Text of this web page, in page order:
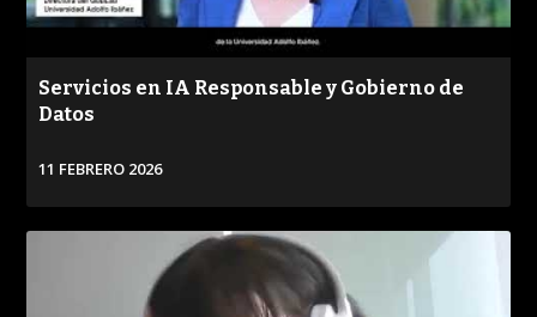
Servicios en IA Responsable y Gobierno de
Datos
11 FEBRERO 2026
VER